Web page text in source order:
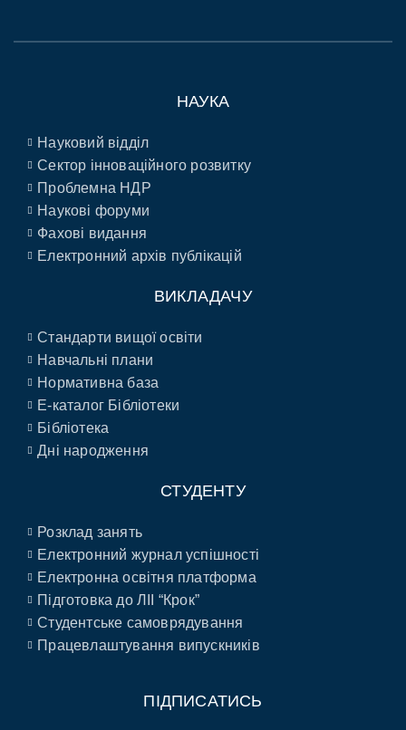
НАУКА
Науковий відділ
Сектор інноваційного розвитку
Проблемна НДР
Наукові форуми
Фахові видання
Електронний архів публікацій
ВИКЛАДАЧУ
Стандарти вищої освіти
Навчальні плани
Нормативна база
E-каталог Бібліотеки
Бібліотека
Дні народження
СТУДЕНТУ
Розклад занять
Електронний журнал успішності
Електронна освітня платформа
Підготовка до ЛІІ “Крок”
Студентське самоврядування
Працевлаштування випускників
ПІДПИСАТИСЬ